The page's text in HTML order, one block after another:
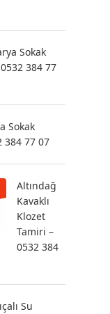
Sokak
384 77
Sokak
384 77 07
Altındağ
Kavaklı
Klozet
Tamiri –
0532 384
Su